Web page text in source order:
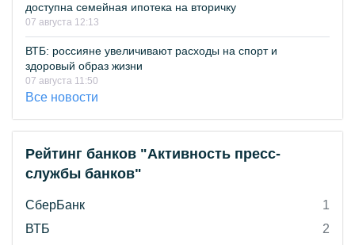
доступна семейная ипотека на вторичку
07 августа 12:13
ВТБ: россияне увеличивают расходы на спорт и
здоровый образ жизни
07 августа 11:50
Все новости
Рейтинг банков "Активность пресс-
службы банков"
СберБанк
1
ВТБ
2